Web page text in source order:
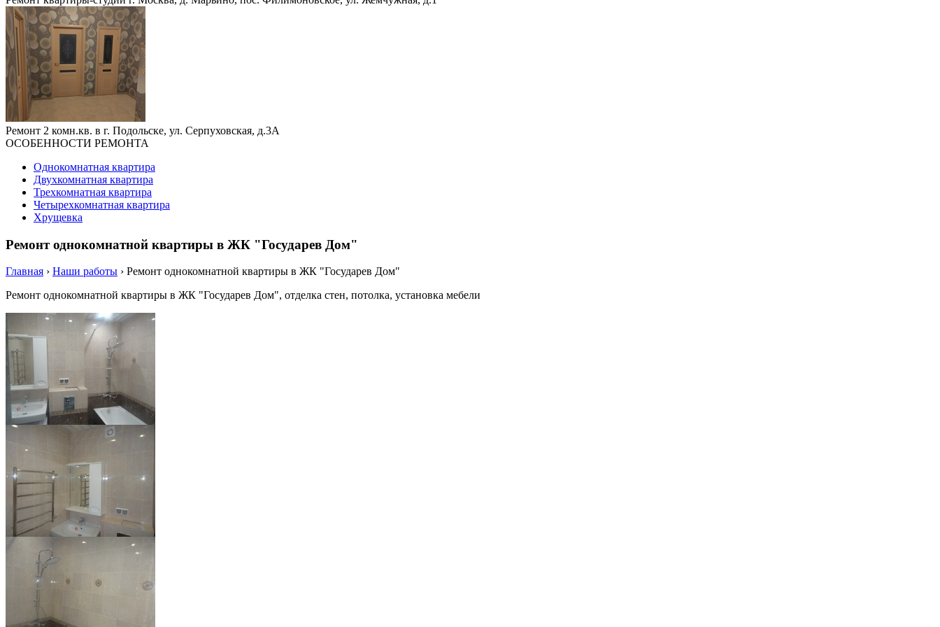
Ремонт 2 комн.кв. в г. Подольске, ул. Серпуховская, д.3А
ОСОБЕННОСТИ РЕМОНТА
Однокомнатная квартира
Двухкомнатная квартира
Трехкомнатная квартира
Четырехкомнатная квартира
Хрущевка
Ремонт однокомнатной квартиры в ЖК "Государев Дом"
Главная › Наши работы › Ремонт однокомнатной квартиры в ЖК "Государев Дом"
Ремонт однокомнатной квартиры в ЖК "Государев Дом", отделка стен, потолка, установка мебели